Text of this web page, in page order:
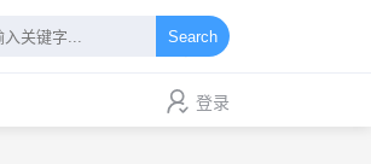
Search
登录